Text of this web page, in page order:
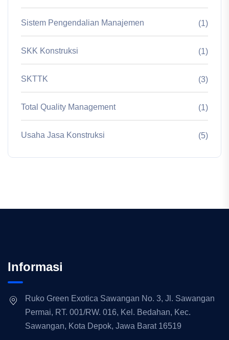
Sistem Pengendalian Manajemen (1)
SKK Konstruksi (1)
SKTTK (3)
Total Quality Management (1)
Usaha Jasa Konstruksi (5)
Informasi
Ruko Green Exotica Sawangan No. 3, Jl. Sawangan
Permai, RT. 001/RW. 016, Kel. Bedahan, Kec.
Sawangan, Kota Depok, Jawa Barat 16519